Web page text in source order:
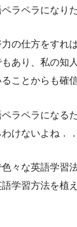
ペラペラになり
の仕方をすれ
あり、私の知
ことからも確
ラペラになる
けないよね．
々な英語学習
学習方法を植